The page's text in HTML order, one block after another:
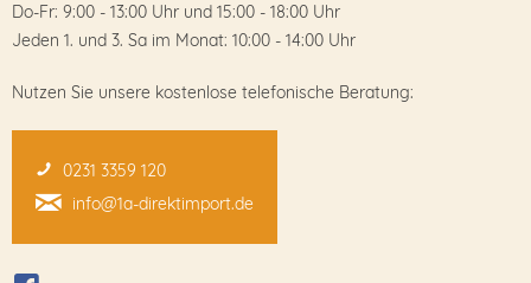
Do-Fr: 9:00 - 13:00 Uhr und 15:00 - 18:00 Uhr
Jeden 1. und 3. Sa im Monat: 10:00 - 14:00 Uhr
Nutzen Sie unsere kostenlose telefonische Beratung:
0231 3359 120
info@1a-direktimport.de